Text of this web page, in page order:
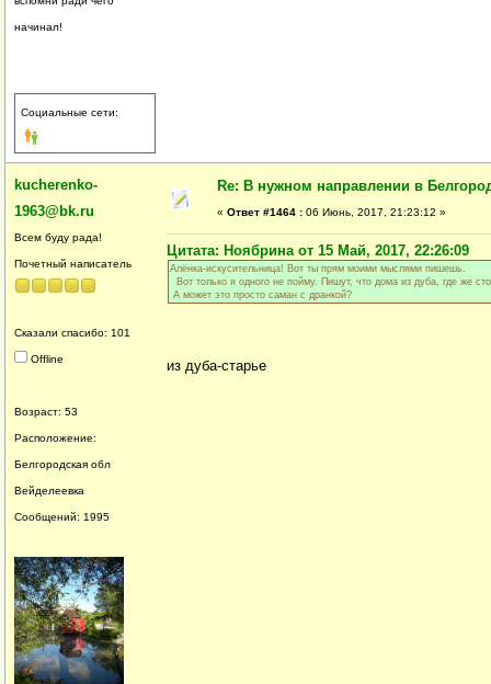
начинал!
Социальные сети:
kucherenko-
1963@bk.ru
Всем буду рада!
Почетный написатель
Сказали спасибо: 101
Offline
Возраст: 53
Расположение:
Белгородская обл
Вейделеевка
Сообщений: 1995
Re: В нужном направлении в
« Ответ #1464 : 06 Июнь, 2017, 21:23:12 »
Цитата: Ноябрина от 15 Май, 2017, 22:26:09
Алёнка-искусительница! Вот ты прям моими мыслями пишешь.
Вот только я одного не пойму. Пишут, что дома из дуба, где же
А может это просто саман с дранкой?
из дуба-старье